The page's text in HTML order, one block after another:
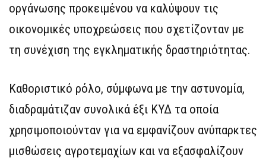
οργάνωσης προκειμένου να καλύψουν τις
οικονομικές υποχρεώσεις που σχετίζονταν με
τη συνέχιση της εγκληματικής δραστηριότητας.
Καθοριστικό ρόλο, σύμφωνα με την αστυνομία,
διαδραμάτιζαν συνολικά έξι ΚΥΔ τα οποία
χρησιμοποιούνταν για να εμφανίζουν ανύπαρκτες
μισθώσεις αγροτεμαχίων και να εξασφαλίζουν